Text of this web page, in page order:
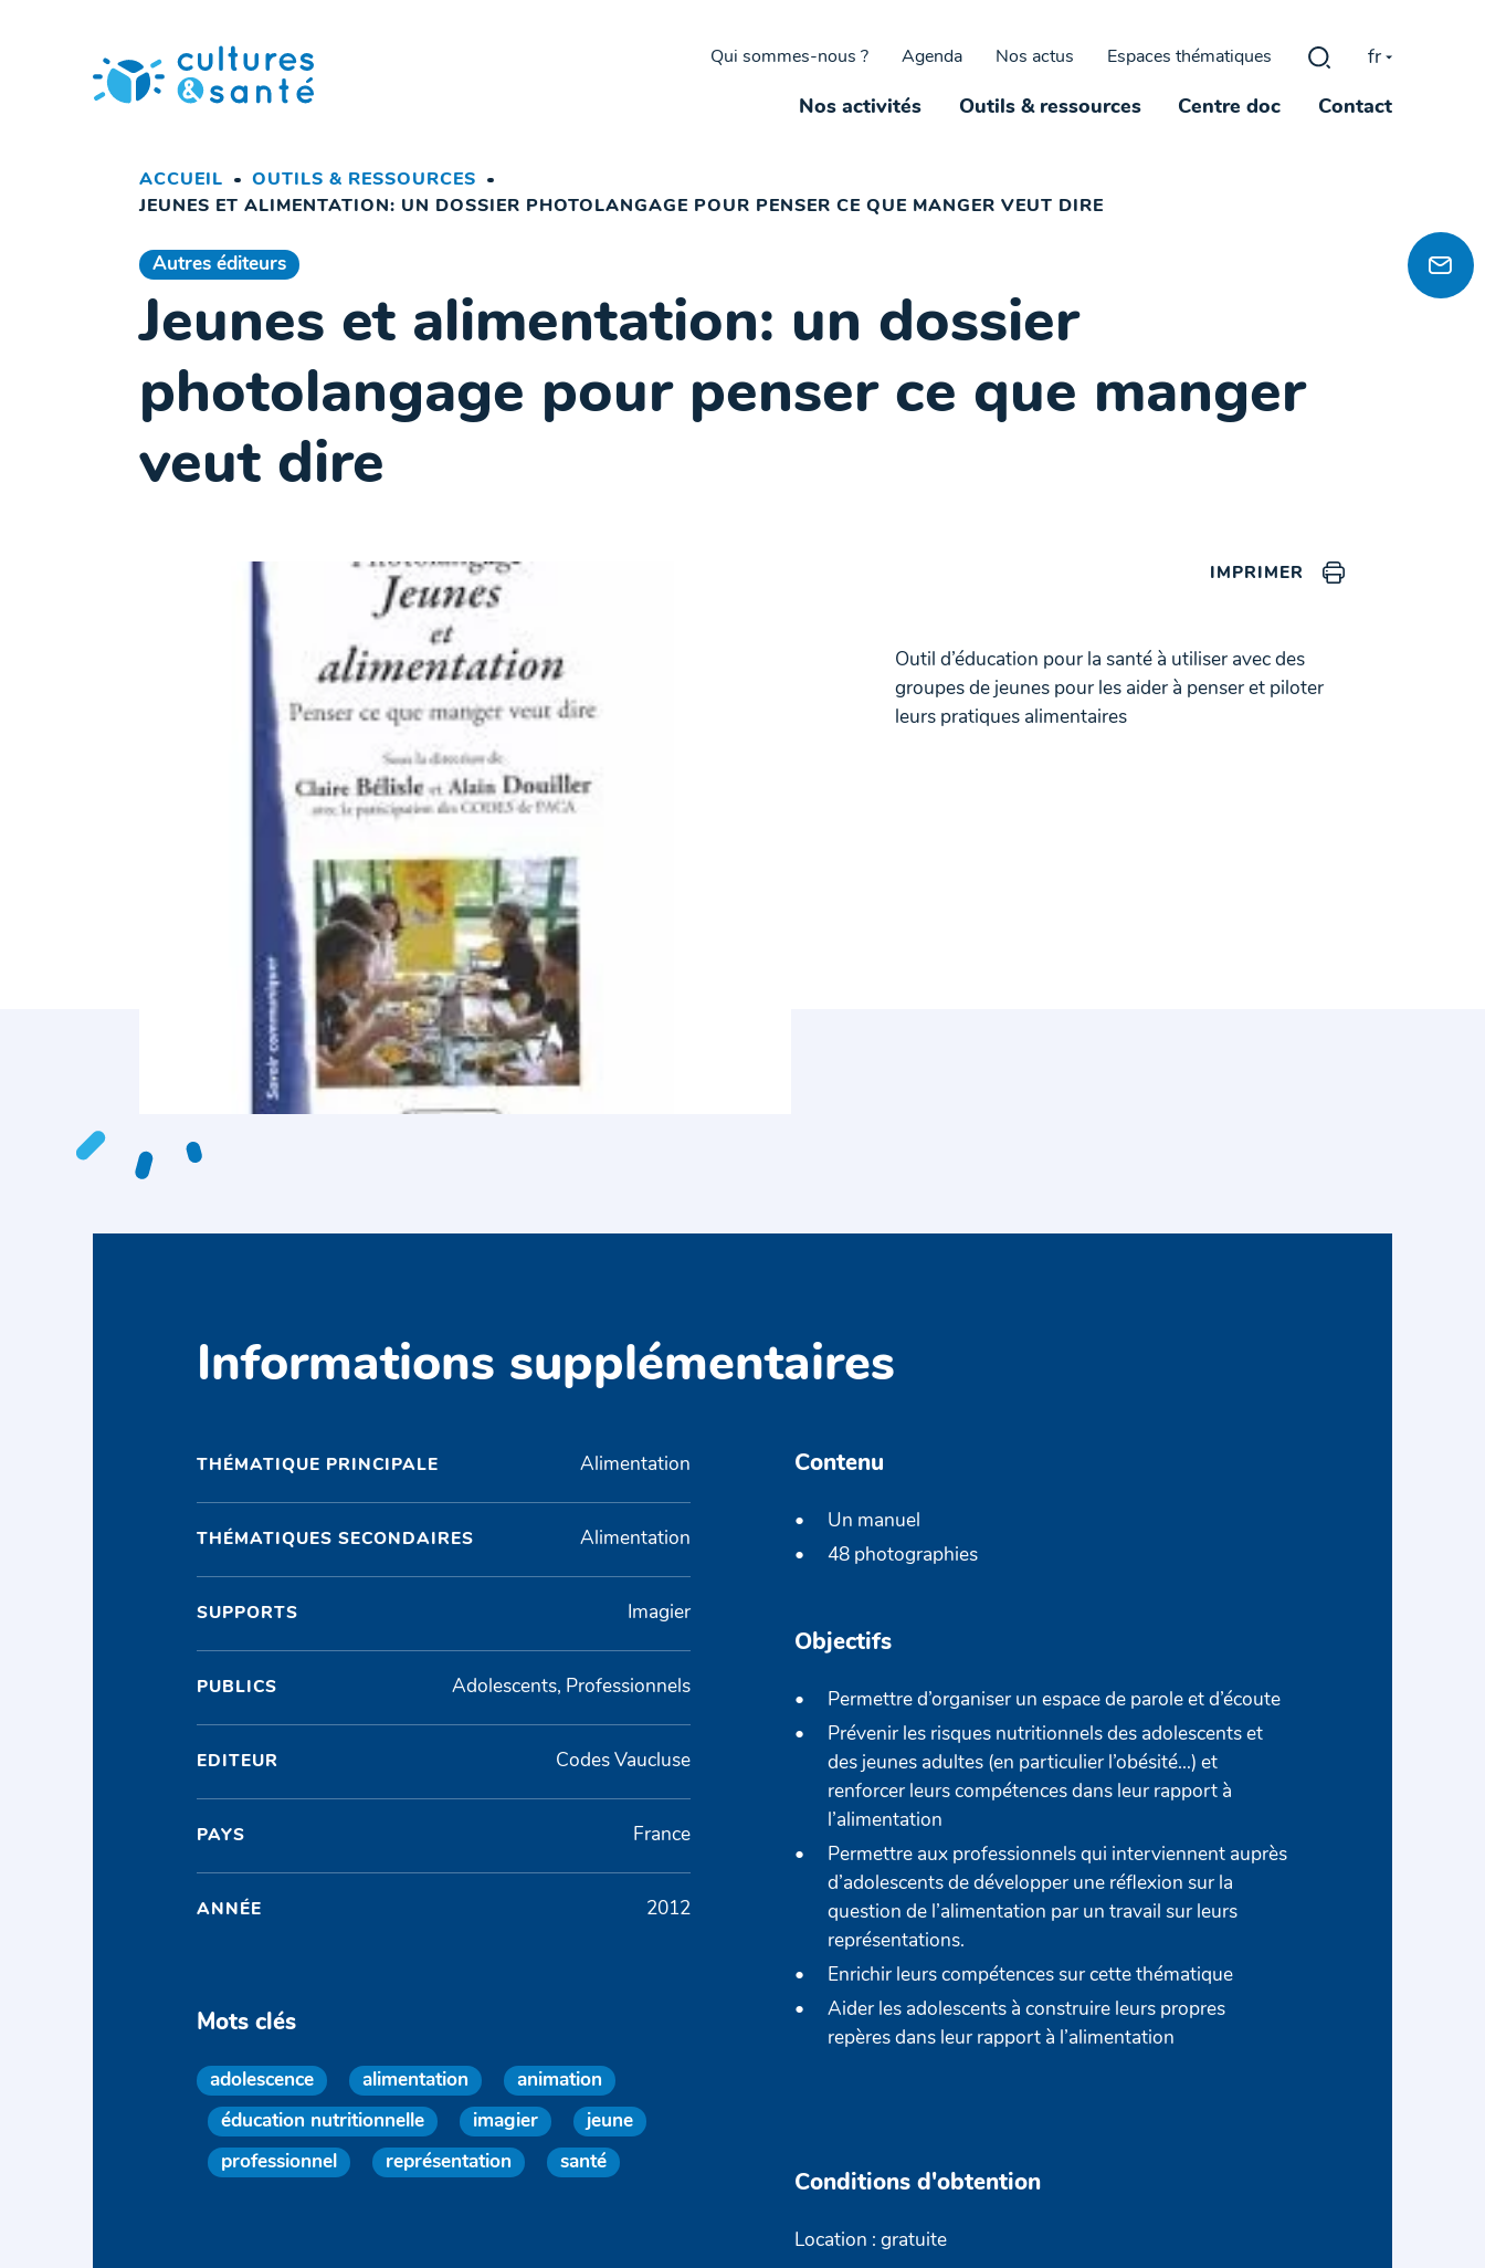
Qui sommes-nous ? Agenda Nos actus Espaces thématiques Rechercher :
fr
Nos activités Outils & ressources Centre doc Contact
ACCUEIL
OUTILS & RESSOURCES
JEUNES ET ALIMENTATION: UN DOSSIER PHOTOLANGAGE POUR PENSER CE QUE MANGER VEUT DIRE
Autres éditeurs
Jeunes et alimentation: un dossier
photolangage pour penser ce que manger
veut dire
IMPRIMER
Outil d’éducation pour la santé à utiliser avec des
groupes de jeunes pour les aider à penser et piloter
leurs pratiques alimentaires
Informations supplémentaires
THÉMATIQUE PRINCIPALE Alimentation
THÉMATIQUES SECONDAIRES Alimentation
SUPPORTS Imagier
PUBLICS Adolescents, Professionnels
EDITEUR Codes Vaucluse
PAYS France
ANNÉE 2012
Mots clés
adolescence alimentation animation
éducation nutritionnelle imagier jeune
professionnel représentation santé
Contenu
Un manuel
48 photographies
Objectifs
Permettre d’organiser un espace de parole et d’écoute
Prévenir les risques nutritionnels des adolescents et
des jeunes adultes (en particulier l’obésité…) et
renforcer leurs compétences dans leur rapport à
l’alimentation
Permettre aux professionnels qui interviennent auprès
d’adolescents de développer une réflexion sur la
question de l’alimentation par un travail sur leurs
représentations.
Enrichir leurs compétences sur cette thématique
Aider les adolescents à construire leurs propres
repères dans leur rapport à l’alimentation
Conditions d'obtention
Location : gratuite